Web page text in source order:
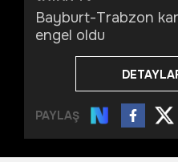
Bayburt-Trabzon
engel oldu
PAYLAŞ